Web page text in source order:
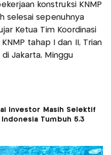
konstruksi KNMP
selesai sepenuhnya
Ketua Tim Koordinasi
tahap I dan II, Trian
di Jakarta, Minggu
Investor Masih Selektif
Indonesia Tumbuh 5,3